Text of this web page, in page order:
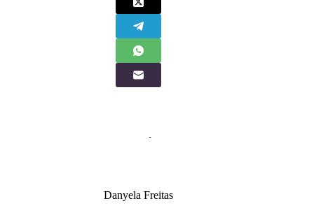
Danyela Freitas